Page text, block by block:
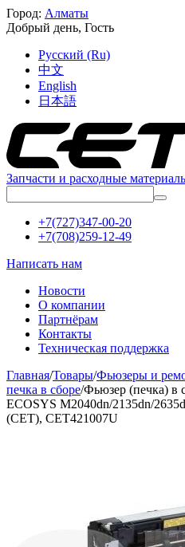
Город: Алматы
Добрый день, Гость
Русский (Ru)
中文
English
日本語
Запчасти и расходные
+7(727)347-00-20
+7(708)259-12-49
Написать нам
Новости
О компании
Партнёрам
Контакты
Техническая поддержка
Главная/Товары/Фьюзеры и
печка в сборе/Фьюзер (печка) в
ECOSYS M2040dn/2135dn/
(CET), CET421007U